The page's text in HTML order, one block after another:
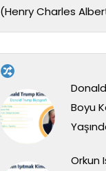
(Henry Charles
Boyu
Orkun